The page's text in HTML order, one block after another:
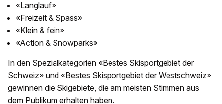
«Langlauf»
«Freizeit & Spass»
«Klein & fein»
«Action & Snowparks»
In den Spezialkategorien «Bestes Skisportgebiet der
Schweiz» und «Bestes Skisportgebiet der Westschweiz»
gewinnen die Skigebiete, die am meisten Stimmen aus
dem Publikum erhalten haben.